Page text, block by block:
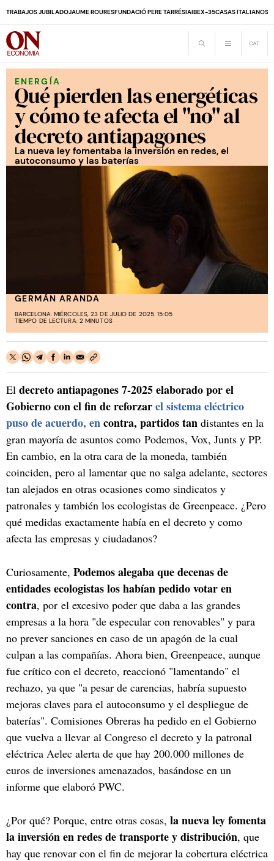
TRABAJOS JUBILADOJAUME ROURESFUNDACIÓ PERE TARRÉSIAIBEX-35CASAS ITALIANOS
ENERGÍA
Qué pierden las energéticas
y cómo te afecta el "no" al
decreto antiapagones
La nueva ley fomentaba la inversión en redes, el
autoconsumo y las baterías
GERMÁN ARANDA
BARCELONA. MIÉRCOLES, 23 DE JULIO DE 2025. 15:05
TIEMPO DE LECTURA: 2 MINUTOS
El decreto antiapagones 7-2025 elaborado por el
Gobierno con el fin de reforzarel sistema eléctrico
puso de acuerdo, encontra, partidos tan distantes en la
gran mayoría de asuntos como Podemos, Vox, Junts y PP.
En cambio, en la otra cara de la moneda, también
coinciden, pero al lamentar que no salga adelante, sectores
tan alejados en otras ocasiones como sindicatos y
patronales y también los ecologistas de Greenpeace. ¿Pero
qué medidas exactamente había en el decreto y como
afecta las empresas y ciudadanos?
Curiosamente, Podemos alegaba que decenas de
entidades ecologistas los habían pedido votar en
contra, por el excesivo poder que daba a las grandes
empresas a la hora "de especular con renovables" y para
no prever sanciones en caso de un apagón de la cual
culpan a las compañías. Ahora bien, Greenpeace, aunque
fue crítico con el decreto, reaccionó "lamentando" el
rechazo, ya que "a pesar de carencias, habría supuesto
mejoras claves para el autoconsumo y el despliegue de
baterías". Comisiones Obreras ha pedido en el Gobierno
que vuelva a llevar al Congreso el decreto y la patronal
eléctrica Aelec alerta de que hay 200.000 millones de
euros de inversiones amenazados, basándose en un
informe que elaboró PWC.
¿Por qué? Porque, entre otras cosas, la nueva ley fomenta
la inversión en redes de transporte y distribución, que
hay que renovar con el fin de mejorar la cobertura eléctrica